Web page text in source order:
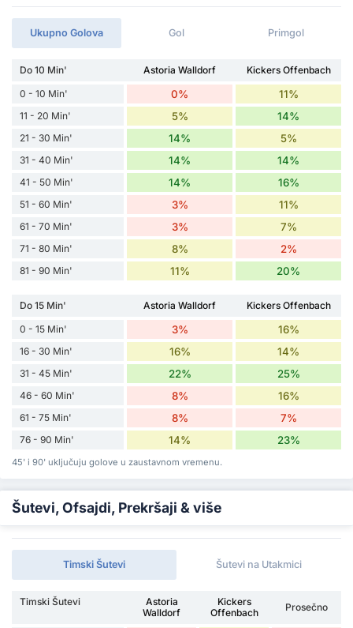
Ukupno Golova Gol Primgol
Do 10 Min' Astoria Walldorf
Kickers Offenbach
0 - 10 Min'
0% 11%
11 - 20 Min' 5% 14%
21 - 30 Min' 14% 5%
31 - 40 Min' 14% 14%
41 - 50 Min' 14% 16%
51 - 60 Min' 3% 11%
61 - 70 Min' 3% 7%
71 - 80 Min' 8% 2%
81 - 90 Min' 11% 20%
Do 15 Min' Astoria Walldorf
Kickers Offenbach
0 - 15 Min'
3% 16%
16 - 30 Min' 16% 14%
31 - 45 Min' 22% 25%
46 - 60 Min' 8% 16%
61 - 75 Min' 8% 7%
76 - 90 Min' 14% 23%
45' i 90' uključuju golove u zaustavnom vremenu.
Šutevi, Ofsajdi, Prekršaji & više
Timski Šutevi Šutevi na Utakmici
Timski Šutevi
Astoria
Walldorf
Kickers
Offenbach
Prosečno